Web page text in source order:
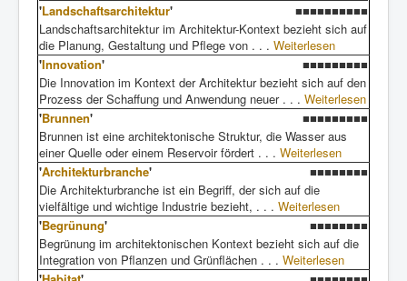
'Landschaftsarchitektur'
■■■■■■■■■■
Landschaftsarchitektur im Architektur-Kontext bezieht sich auf
die Planung, Gestaltung und Pflege von . . . Weiterlesen
'Innovation'
■■■■■■■■■
Die Innovation im Kontext der Architektur bezieht sich auf den
Prozess der Schaffung und Anwendung neuer . . . Weiterlesen
'Brunnen'
■■■■■■■■■
Brunnen ist eine architektonische Struktur, die Wasser aus
einer Quelle oder einem Reservoir fördert . . . Weiterlesen
'Architekturbranche'
■■■■■■■■
Die Architekturbranche ist ein Begriff, der sich auf die
vielfältige und wichtige Industrie bezieht, . . . Weiterlesen
'Begrünung'
■■■■■■■■
Begrünung im architektonischen Kontext bezieht sich auf die
Integration von Pflanzen und Grünflächen . . . Weiterlesen